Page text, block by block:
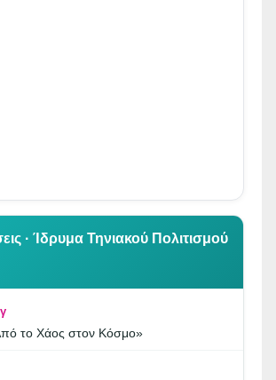
· Ίδρυμα Τηνιακού Πολιτισμού
το Χάος στον Κόσμο»